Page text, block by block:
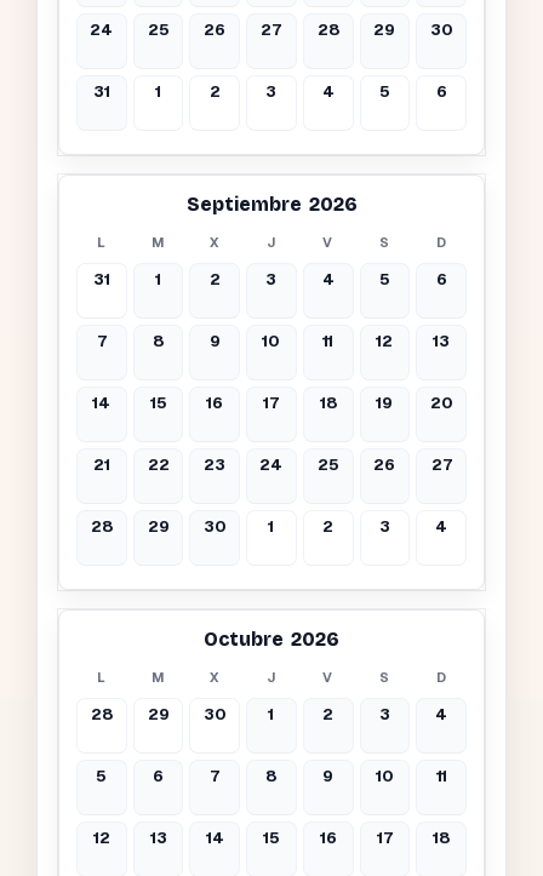
24 25 26 27 28 29 30
31 1 2 3 4 5 6
Septiembre 2026
L M X J V S D
31 1 2 3 4 5 6
7 8 9 10 11 12 13
14 15 16 17 18 19 20
21 22 23 24 25 26 27
28 29 30 1 2 3 4
Octubre 2026
L M X J V S D
28 29 30 1 2 3 4
5 6 7 8 9 10 11
12 13 14 15 16 17 18